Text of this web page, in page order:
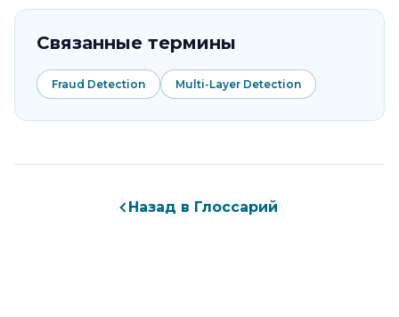
Связанные термины
Fraud Detection Multi-Layer Detection
Назад в Глоссарий